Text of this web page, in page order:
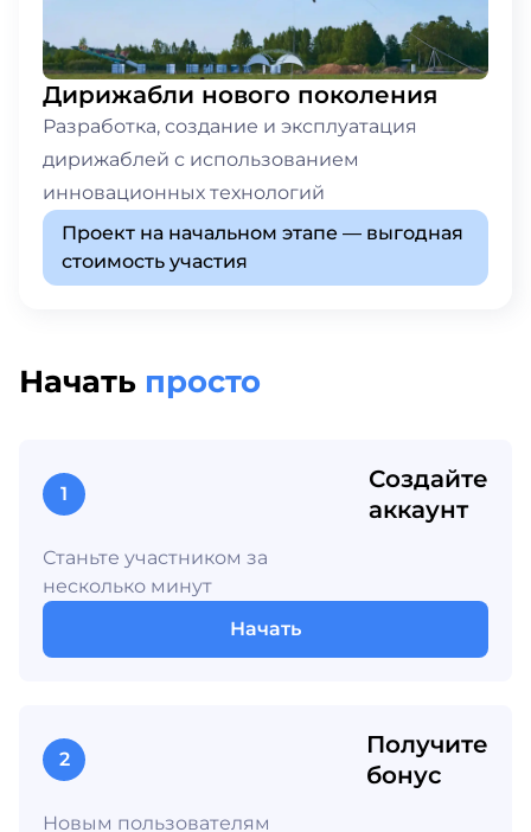
Дирижабли нового поколения
Разработка, создание и эксплуатация
дирижаблей с использованием
инновационных технологий
Проект на начальном этапе — выгодная
стоимость участия
Начать просто
1
Создайте
аккаунт
Станьте участником за
несколько минут
Начать
2
Получите
бонус
Новым пользователям